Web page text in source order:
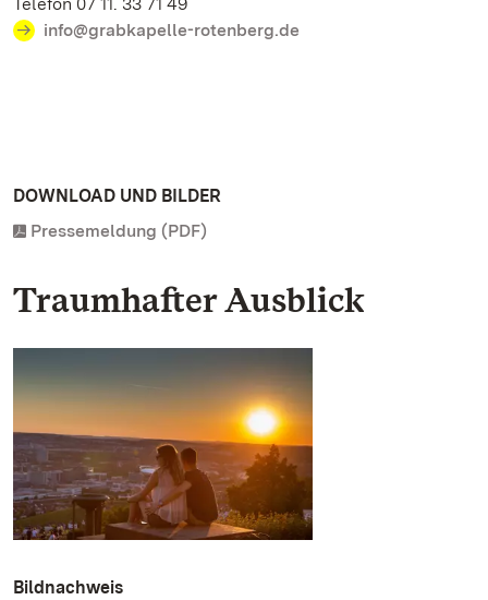
info@grabkapelle-rotenberg.de
DOWNLOAD UND BILDER
Pressemeldung (PDF)
Traumhafter Ausblick
Bildnachweis